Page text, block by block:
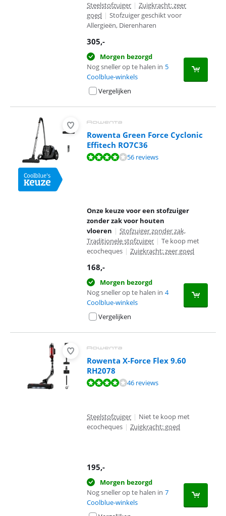
Steelstofzuiger | Zuigkracht: zeer
goed | Stofzuiger geschikt voor
Allergieën, Dierenharen
305,-
Morgen bezorgd
Nog sneller op te halen in 5
Coolblue-winkels
Vergelijken
Rowenta Green Force Cyclonic
Effitech RO7C36
Beoordeling is 7,7 van de 10, gebaseerd op 56 reviews.
56 reviews
Onze keuze voor een stofzuiger
zonder zak voor houten
vloeren | Stofzuiger zonder zak,
Traditionele stofzuiger | Te koop met
ecocheques | Zuigkracht: zeer goed
168,-
Morgen bezorgd
Nog sneller op te halen in 4
Coolblue-winkels
Vergelijken
Rowenta X-Force Flex 9.60
RH2078
Beoordeling is 8,4 van de 10, gebaseerd op 46 reviews.
46 reviews
Steelstofzuiger | Niet te koop met
ecocheques | Zuigkracht: goed
195,-
Morgen bezorgd
Nog sneller op te halen in 7
Coolblue-winkels